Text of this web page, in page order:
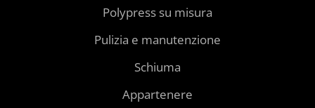
Polypress su misura
Pulizia e manutenzione
Schiuma
Appartenere